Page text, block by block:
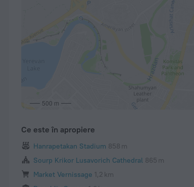
500 m
Ce este în apropiere
Hanrapetakan Stadium 858 m
Sourp Krikor Lusavorich Cathedral 865 m
Market Vernissage 1,2 km